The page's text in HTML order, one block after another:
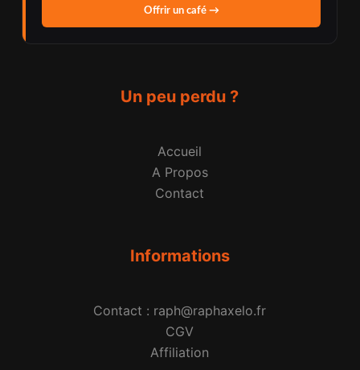
Offrir un café →
Un peu perdu ?
Accueil
A Propos
Contact
Informations
Contact : raph@raphaxelo.fr
CGV
Affiliation